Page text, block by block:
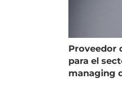
Proveedor
para el
managing